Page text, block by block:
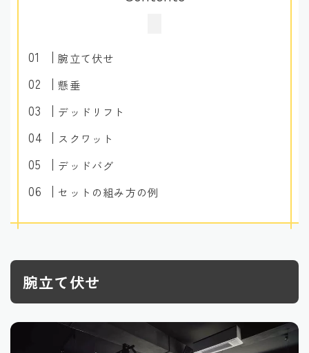
腕立て伏せ
懸垂
デッドリフト
スクワット
デッドバグ
セットの組み方の例
腕立て伏せ